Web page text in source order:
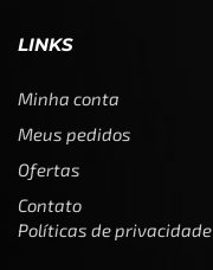
LINKS
Minha conta
Meus pedidos
Ofertas
Contato
Políticas de privacidade